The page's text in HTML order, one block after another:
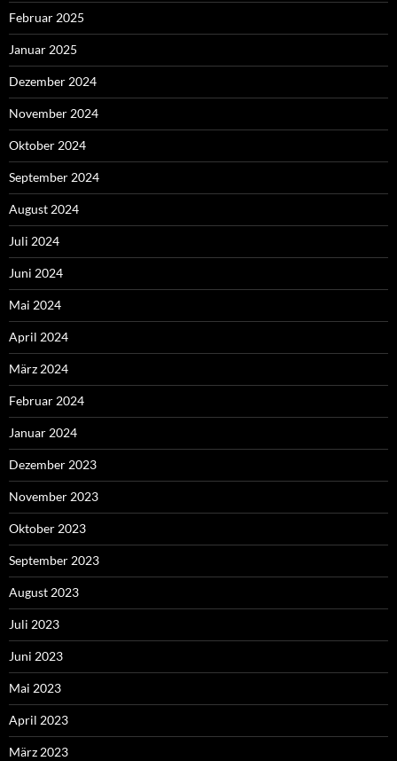
Februar 2025
Januar 2025
Dezember 2024
November 2024
Oktober 2024
September 2024
August 2024
Juli 2024
Juni 2024
Mai 2024
April 2024
März 2024
Februar 2024
Januar 2024
Dezember 2023
November 2023
Oktober 2023
September 2023
August 2023
Juli 2023
Juni 2023
Mai 2023
April 2023
März 2023